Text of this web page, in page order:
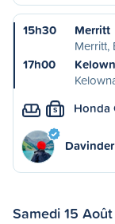
15h30
Merritt
Merritt,
17h00
S Honda
Samedi 15 Août